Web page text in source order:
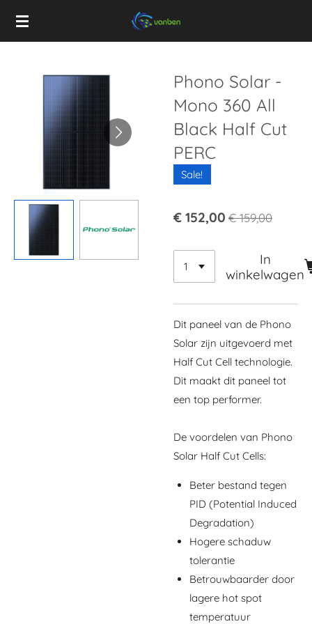
Ga
Phono Solar -
Mono 360 All
Black Half Cut
PERC
Sale!
€ 152,00 € 159,00
In
winkelwagen
Dit paneel van de Phono
Solar zijn uitgevoerd met
Half Cut Cell technologie.
Dit maakt dit paneel tot
een top performer.
De voordelen van Phono
Solar Half Cut Cells:
Beter bestand tegen
PID (Potential Induced
Degradation)
Hogere schaduw
tolerantie
Betrouwbaarder door
lagere hot spot
temperatuur